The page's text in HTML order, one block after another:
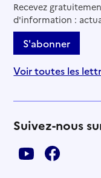
Recevez
d'information :
S'abonner
Voir toutes les
Suivez-nous